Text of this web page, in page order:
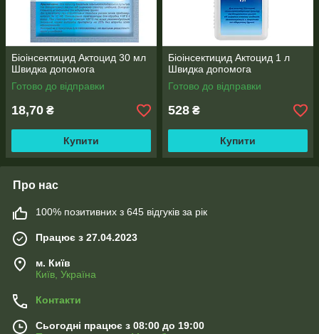
Біоінсектицид Актоцид 30 мл
Швидка допомога
Готово до відправки
18,70 ₴
Купити
Біоінсектицид Актоцид 1 л
Швидка допомога
Готово до відправки
528 ₴
Купити
Про нас
100% позитивних з 645 відгуків за рік
Працює з 27.04.2023
м. Київ
Київ, Україна
Контакти
Сьогодні працює з 08:00 до 19:00